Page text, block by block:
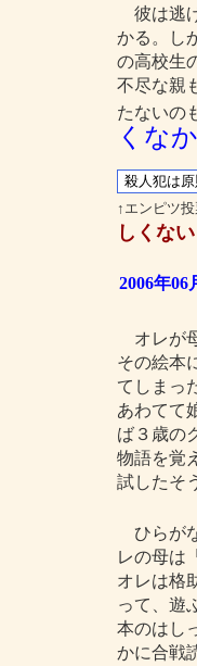
彼は逃
かる。し
の高校生
不尽な親
たないの
くな
↑エンピツ
しくな
2006年06
オレが
その絵本
てしまっ
あわてて
ば３歳の
物語を覚
試したそ
ひらが
レの母は
オレは格
って、遊
本のはし
かに合戦